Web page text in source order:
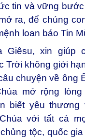
tin và vững
ra, để chúng
loan báo Tin
Giêsu, xin giúp
Trời không giới
chuyện về ông
mở rộng
biết yêu thương
với tất cả
tộc, quốc